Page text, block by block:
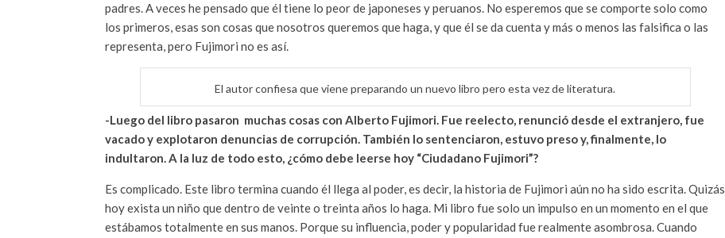
padres. A veces he pensado que él tiene lo peor de japoneses y peruanos. No esperemos que se comporte solo como
los primeros, esas son cosas que nosotros queremos que haga, y que él se da cuenta y más o menos las falsifica o las
representa, pero Fujimori no es así.
El autor confiesa que viene preparando un nuevo libro pero esta vez de literatura.
-Luego del libro pasaron muchas cosas con Alberto Fujimori. Fue reelecto, renunció desde el extranjero, fue
vacado y explotaron denuncias de corrupción. También lo sentenciaron, estuvo preso y, finalmente, lo
indultaron. A la luz de todo esto, ¿cómo debe leerse hoy “Ciudadano Fujimori”?
Es complicado. Este libro termina cuando él llega al poder, es decir, la historia de Fujimori aún no ha sido escrita. Quizás
hoy exista un niño que dentro de veinte o treinta años lo haga. Mi libro fue solo un impulso en un momento en el que
estábamos totalmente en sus manos. Porque su influencia, poder y popularidad fue realmente asombrosa. Cuando